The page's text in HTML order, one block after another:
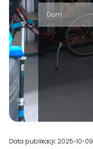
Dom
Data publikacji: 2025-10-09